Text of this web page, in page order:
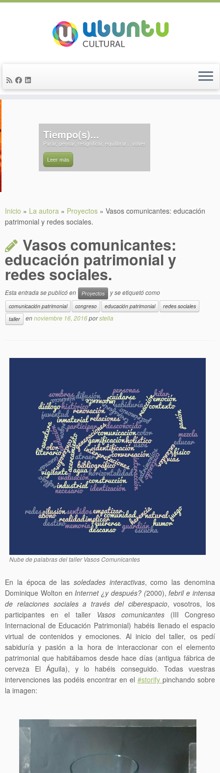
Saltar
contenido
Tiempo(s)...
Parar, pensar, resignificar, equilibrar... volver
Leer más
Inicio » La autora » Proyectos » Vasos comunicantes: educación
patrimonial y redes sociales.
Vasos comunicantes:
educación patrimonial y
redes sociales.
Esta entrada se publicó en Proyectos y se etiquetó como
comunicación patrimonial congreso educación patrimonial
redes sociales
taller
ennoviembre 16, 2016porstella
Nube de palabras del taller Vasos Comunicantes
En la época de las soledades interactivas, como las denomina
Dominique Wolton enInternet ¿y después? (2000),febril e intensa
de relaciones sociales a través del ciberespacio, vosotros, los
participantes en el taller Vasos comunicantes (III Congreso
Internacional de Educación Patrimonial) habéis llenado el espacio
virtual de contenidos y emociones. Al inicio del taller, os pedí
sabiduría y pasión a la hora de interaccionar con el elemento
patrimonial que habitábamos desde hace días (antigua fábrica de
cerveza El Águila), y lo habéis conseguido. Todas vuestras
intervenciones las podéis encontrar en el #storify pinchando sobre
la imagen: